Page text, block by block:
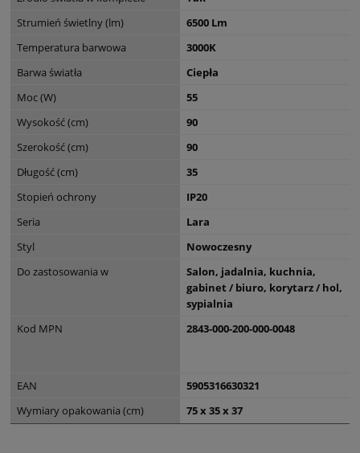
Strumień świetlny (lm)
6500 Lm
Temperatura barwowa
3000K
Barwa światła
Ciepła
Moc (W)
55
Wysokość (cm)
90
Szerokość (cm)
90
Długość (cm)
35
Stopień ochrony
IP20
Seria
Lara
Styl
Nowoczesny
Do zastosowania w
Salon, jadalnia, kuchnia,
gabinet / biuro, korytarz / hol,
sypialnia
Kod MPN
2843-000-200-000-0048
EAN
5905316630321
Wymiary opakowania (cm)
75 x 35 x 37